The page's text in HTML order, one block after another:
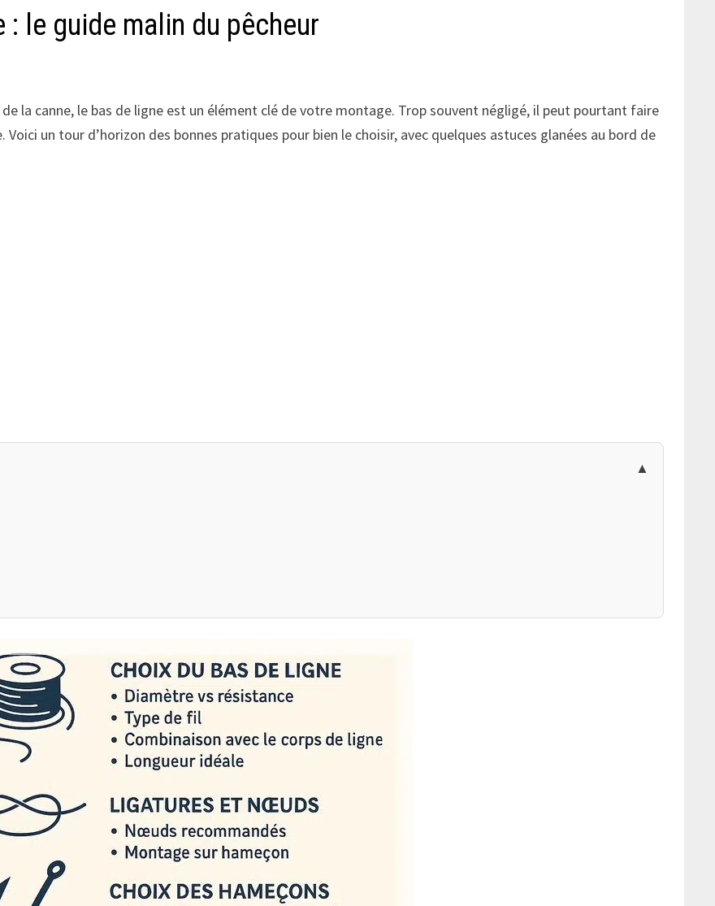
le guide malin du pêcheur
la canne, le bas de ligne est un élément clé de votre montage. Trop souvent négligé, il peut pourtant faire
un tour d’horizon des bonnes pratiques pour bien le choisir, avec quelques astuces glanées au bord de